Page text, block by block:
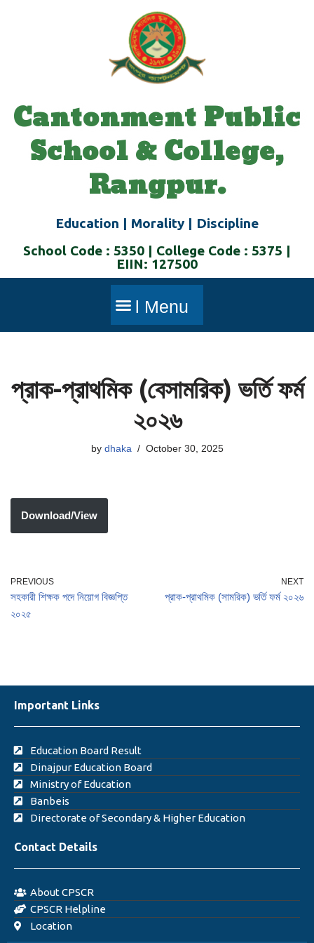
Cantonment Public
School & College,
Rangpur.
Education | Morality | Discipline
School Code : 5350 | College Code : 5375 |
EIIN: 127500
প্রাক-প্রাথমিক (বেসামরিক) ভর্তি ফর্ম
২০২৬
by dhaka October 30, 2025
Download/View
PREVIOUS
সহকারী শিক্ষক পদে নিয়োগ বিজ্ঞপ্তি
২০২৫
NEXT
প্রাক-প্রাথমিক (সামরিক) ভর্তি ফর্ম ২০২৬
Important Links
Education Board Result
Dinajpur Education Board
Ministry of Education
Banbeis
Directorate of Secondary & Higher Education
Contact Details
About CPSCR
CPSCR Helpline
Location